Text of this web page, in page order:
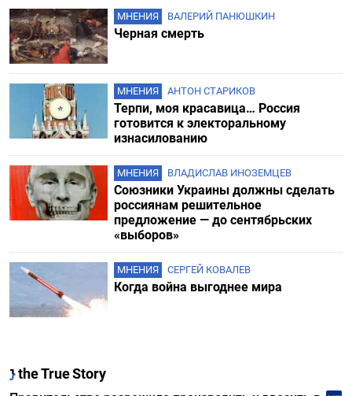
МНЕНИЯ ВАЛЕРИЙ ПАНЮШКИН
Черная смерть
МНЕНИЯ АНТОН СТАРИКОВ
Терпи, моя красавица… Россия
готовится к электоральному
изнасилованию
МНЕНИЯ ВЛАДИСЛАВ ИНОЗЕМЦЕВ
Союзники Украины должны сделать
россиянам решительное
предложение — до сентябрьских
«выборов»
МНЕНИЯ СЕРГЕЙ КОВАЛЕВ
Когда война выгоднее мира